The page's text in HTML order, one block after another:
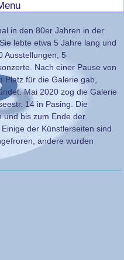
in den 80er Jahren in der
lebte etwa 5 Jahre lang und
Ausstellungen, 5
Nach einer Pause von
Platz für die Galerie gab,
Mai 2020 zog die Galerie
14 in Pasing. Die
und bis zum Ende der
der Künstlerseiten sind
andere wurden